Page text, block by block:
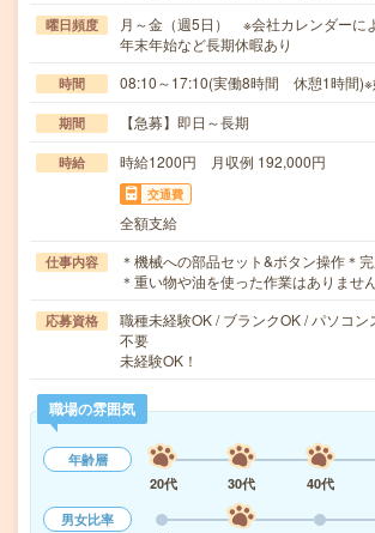
曜日頻度
月～金（週5日） ※会社カレンダーに
年末年始など長期休暇あり
時間 08:10～17:10(実働8時間 休憩1時間)※
期間 【急募】即日～長期
時給 時給1200円 月収例 192,000円
交通費
全額支給
仕事内容
＊機械への部品セット&ボタン操作＊
＊重い物や油を使った作業はありませ
応募資格
職種未経験OK / ブランクOK / パソコン
不要
未経験OK！
職場の雰囲気
年齢層
20代
30代 40代
男女比率